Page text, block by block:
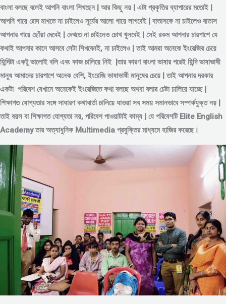
বাংলা বলছে বলেই আপনি বাংলা শিখছেন | আর কিছু নয় | এটা প্রকৃতির ব্যাপারের মতোই |
আপনি গায়ে রোদ মাখতে না চাইলেও সূর্যের আলো গায়ে লাগবেই | বাতাসকে না চাইলেও বাতাস
আপনার গায়ে ছোঁয়া দেবেই | দেখতে না চাইলেও চোখ খুলবেই | সেই রকম আপনার চারপাশে যে
কথাই আপনার কানে আসবে সেটা শিখবেনই, না চাইলেও | তাই আমরা অনেকে ইংরেজির চেয়ে
হিন্দিটা একটু ভালোই বলি এবং কাজ চালিয়ে নিই |তার কারণ বাংলা ভাষার পরেই হিন্দি ভাষাভাষী
মানুষ আমাদের চারপাশে অনেক বেশি, ইংরেজি ভাষাভাষী মানুষের চেয়ে | তাই আপনার দরকার
একটা পরিবেশ যেখানে অনেকেই ইংরেজিতে কথা বলছে অথবা বলার চেষ্টা চালিয়ে যাচ্ছে |
শিক্ষাগত যোগ্যতার সঙ্গে সাধারণ কথাবার্তা চালিয়ে যাওয়া সব সময় সমানভাবে সম্পর্কযুক্ত নয় |
তাই বয়স বা শিক্ষাগত যোগ্যতা নয়, পরিবেশ পাওয়াটাই কাম্য | যে পরিবেশটি Elite English
Academy তার অত্যাধুনিক Multimedia প্রযুক্তির মাধ্যমে হাজির করেছে।